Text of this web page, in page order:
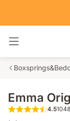
Navigatie in-
Emma
4.5